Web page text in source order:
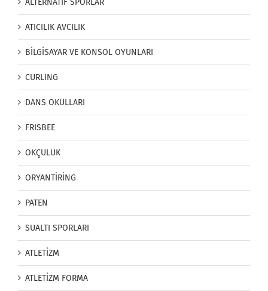
ALTERNATİF SPORLAR
ATICILIK AVCILIK
BİLGİSAYAR VE KONSOL OYUNLARI
CURLING
DANS OKULLARI
FRISBEE
OKÇULUK
ORYANTİRİNG
PATEN
SUALTI SPORLARI
ATLETİZM
ATLETİZM FORMA